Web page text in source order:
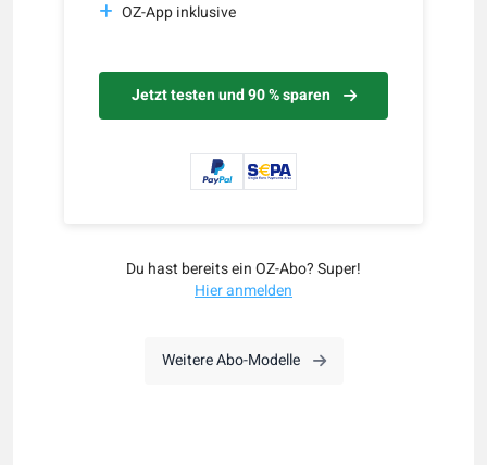
OZ-App inklusive
Jetzt testen und 90 % sparen
Du hast bereits ein OZ-Abo? Super!
Hier anmelden
Weitere Abo-Modelle